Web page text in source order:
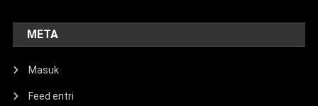
META
Masuk
Feed entri